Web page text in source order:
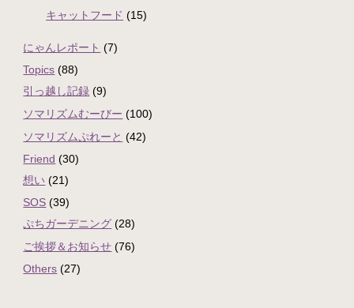
キャットフード (15)
にゃんレポート (7)
Topics (88)
引っ越し記録 (9)
ソマリズムむーびー (100)
ソマリズムぷれーと (42)
Friend (30)
想い (21)
SOS (39)
ぷちガーデニング (28)
ご挨拶＆お知らせ (76)
Others (27)